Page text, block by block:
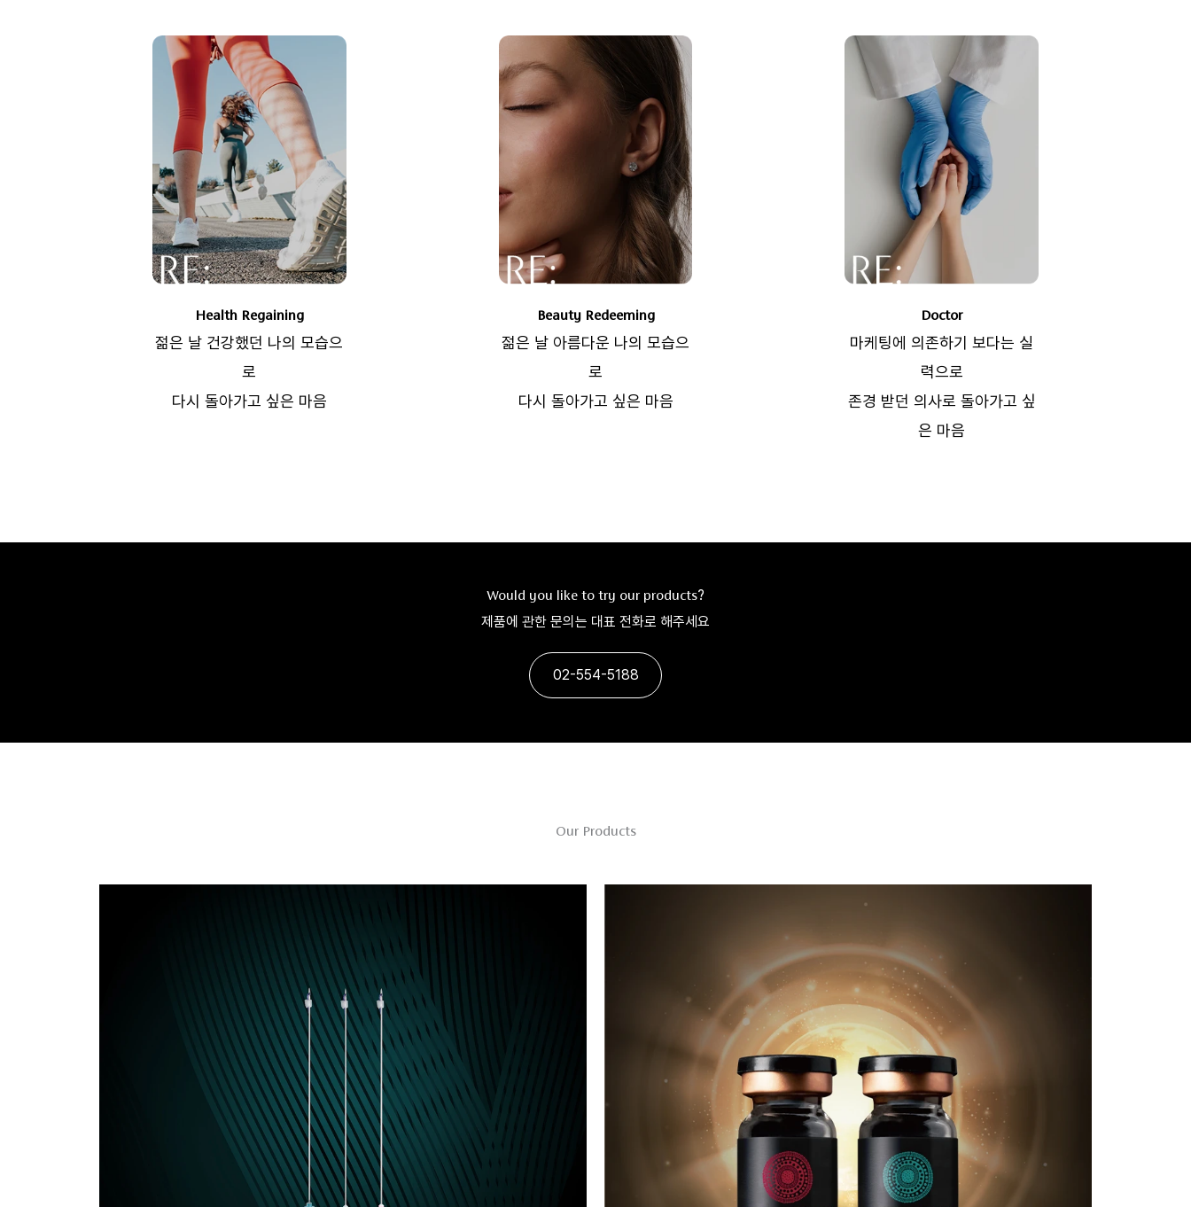
Health Regaining
젊은 날 건강했던 나의 모습으
로
다시 돌아가고 싶은 마음
Beauty Redeeming
젊은 날 아름다운 나의 모습으
로
다시 돌아가고 싶은 마음
Doctor
마케팅에 의존하기 보다는 실
력으로
존경 받던 의사로 돌아가고 싶
은 마음
Would you like to try our products?
제품에 관한 문의는 대표 전화로 해주세요
02-554-5188
Our Products